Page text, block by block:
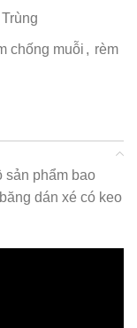
chống muỗi , rèm
sản phẩm bao
dán xé có keo